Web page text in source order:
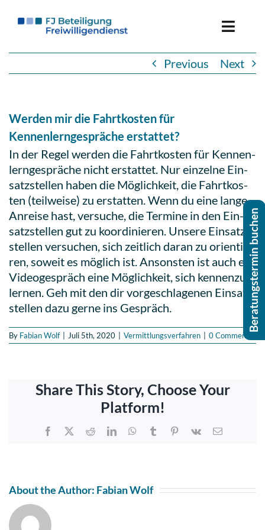
Toggle
Freiwillige*r werden
Über uns
Previous Next
Werden mir die Fahrtkosten für
Kennenlerngespräche erstattet?
In der Regel werden die Fahrt­kos­ten für Ken­nen­
lern­ge­sprä­che nicht erstat­tet. Nur ein­zel­ne Ein­
satz­stel­len haben die Mög­lich­keit, die Fahrt­kos­
ten (teil­wei­se) zu erstat­ten. Wenn du eine lange
Anreise hast, ver­su­che, die Termine in den Ein­
satz­stel­len gut zu koor­di­nie­ren. Unsere Ein­satz­
stel­len ver­su­chen, sich zeit­lich daran zu ori­en­tie­
ren, soweit es möglich ist. Ansons­ten ist auch ein
Video­ge­spräch eine Mög­lich­keit, sich ken­nen­zu­
ler­nen. Geh mit den dir vor­ge­schla­ge­nen Ein­satz­
stel­len dazu gerne ins Gespräch.
By Fabian Wolf Juli 5th, 2020 Vermittlungsverfahren 0 Comments
Share This Story, Choose Your
Platform!
Facebook
X RedditLinkedInWhatsApp
TumblrPinterest
Vk Email
About the Author: Fabian Wolf
Beratungstermin buchen